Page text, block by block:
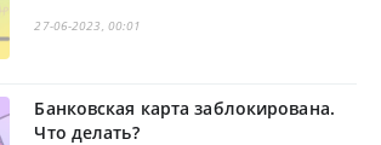
27-06-2023, 00:01
Банковская карта заблокирована.
Что делать?